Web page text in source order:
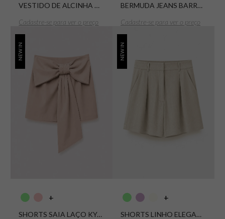
VESTIDO DE ALCINHA COM CINTO LINHO WASHED
Cadastre-se para ver o preço
BERMUDA JEANS BARRA A FIO 1258 DIRTY
Cadastre-se para ver o preço
NEW IN
SHORTS SAIA LAÇO KYOTO
+
NEW IN
SHORTS LINHO ELEGANCE
+